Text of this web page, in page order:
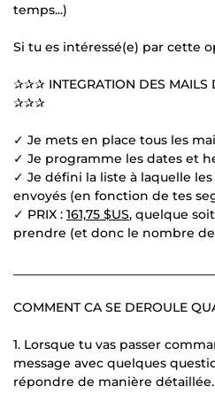
temps...)
Si tu es intéressé(e) par cette
✰✰✰ INTEGRATION DES MAILS
✰✰✰
✓ Je mets en place tous les
✓ Je programme les dates et
✓ Je défini la liste à laquelle
envoyés (en fonction de tes
✓ PRIX : 161,75 $US, quelque
prendre (et donc le nombre
COMMENT CA SE DEROULE
1. Lorsque tu vas passer
message avec quelques
répondre de manière détaillée.